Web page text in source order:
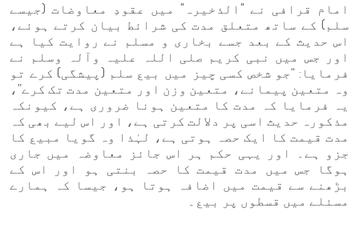
امام قرافی نے "الذخیرہ" میں عقودِ معاوضات (جیسے
سلم) کے ساتھ متعلق مدت کی شرائط بیان کرتے ہوئے،
اس حدیث کے بعد جسے بخاری و مسلم نے روایت کیا ہے
اور جس میں نبی کریم صلی اللہ علیہ وآلہ وسلم نے
فرمایا: “جو شخص کسی چیز میں بیع سلم (پیشگی) کرے تو
وہ متعین پیمانے، متعین وزن اور متعین مدت تک کرے”،
یہ فرمایا کہ مدت کا متعین ہونا ضروری ہے، کیونکہ
مذکورہ حدیث اسی پر دلالت کرتی ہے، اور اس لیے بھی کہ
مدت قیمت کا ایک حصہ ہوتی ہے، لہٰذا وہ گویا مبیع کا
جزو ہے۔ اور یہی حکم ہر اس جائز معاوضہ میں جاری
ہوگا جس میں مدت قیمت کا حصہ بنتی ہو اور اس کے
بڑھنے سے قیمت میں اضافہ ہوتا ہو، جیسا کہ ہمارے
مسئلے میں قسطوں پر بیع۔